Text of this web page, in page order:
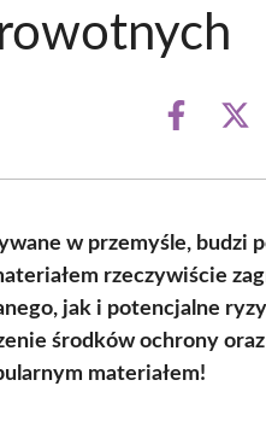
Share
w przemyśle, budzi
rzeczywiście
jak i potencjalne
środków ochrony
materiałem!